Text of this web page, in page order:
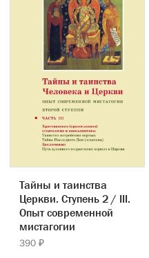
Тайны и таинства
Церкви. Ступень 2 / III.
Опыт современной
мистагогии
390 ₽